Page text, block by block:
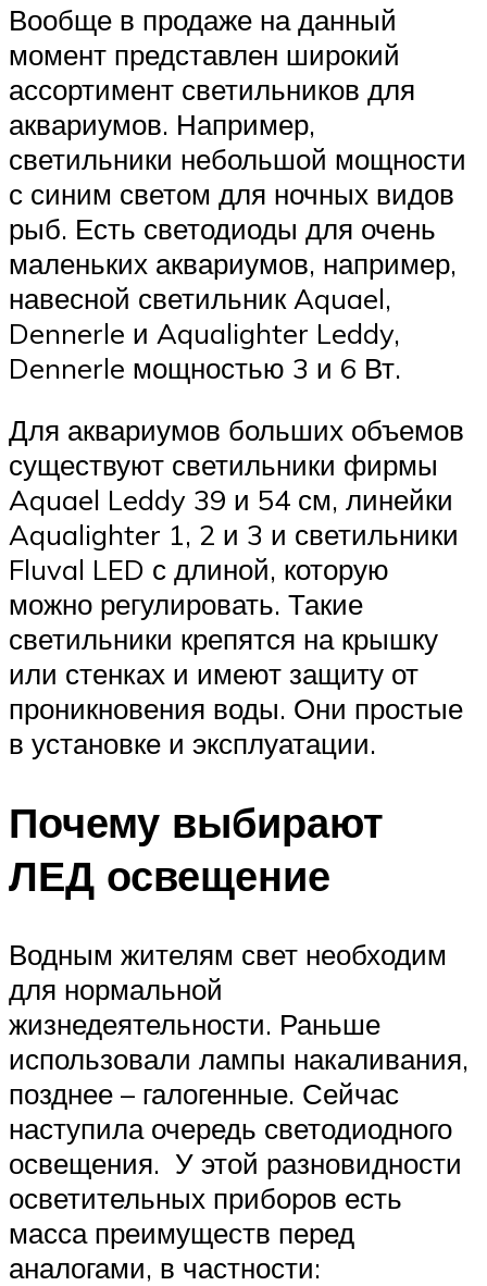
Вообще в продаже на данный
момент представлен широкий
ассортимент светильников для
аквариумов. Например,
светильники небольшой мощности
с синим светом для ночных видов
рыб. Есть светодиоды для очень
маленьких аквариумов, например,
навесной светильник Aquael,
Dennerle и Aqualighter Leddy,
Dennerle мощностью 3 и 6 Вт.
Для аквариумов больших объемов
существуют светильники фирмы
Aquael Leddy 39 и 54 см, линейки
Aqualighter 1, 2 и 3 и светильники
Fluval LED с длиной, которую
можно регулировать. Такие
светильники крепятся на крышку
или стенках и имеют защиту от
проникновения воды. Они простые
в установке и эксплуатации.
Почему выбирают
ЛЕД освещение
Водным жителям свет необходим
для нормальной
жизнедеятельности. Раньше
использовали лампы накаливания,
позднее – галогенные. Сейчас
наступила очередь светодиодного
освещения. У этой разновидности
осветительных приборов есть
масса преимуществ перед
аналогами, в частности: